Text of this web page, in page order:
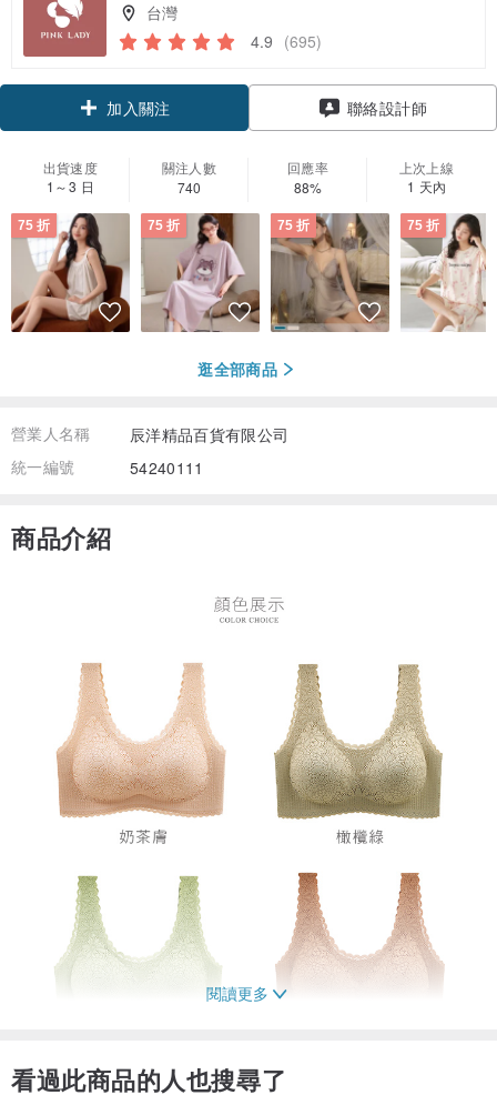
台灣
4.9 (695)
加入關注
聯絡設計師
出貨速度
1～3 日
關注人數
740
回應率
88%
上次上線
1 天內
75 折 75 折 75 折 75 折
逛全部商品
營業人名稱
辰洋精品百貨有限公司
統一編號
54240111
商品介紹
閱讀更多
看過此商品的人也搜尋了